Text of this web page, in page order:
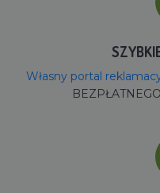
Własny portal